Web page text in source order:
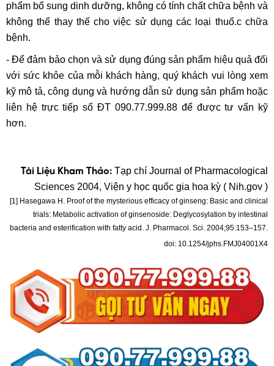
phẩm bổ sung dinh dưỡng, không có tính chất chữa bệnh và
không thể thay thế cho việc sử dụng các loại thuố.c chữa
bệnh.
- Để đảm bảo chọn và sử dụng đúng sản phẩm hiệu quả đối
với sức khỏe của mỗi khách hàng, quý khách vui lòng xem
kỹ mô tả, công dụng và hướng dẫn sử dụng sản phẩm hoặc
liên hệ trực tiếp số ĐT 090.77.999.88 để được tư vấn kỹ
hơn.
Tài Liệu Kham Thảo: Tạp chí Journal of Pharmacological
Sciences 2004, Viện y học quốc gia hoa kỳ ( Nih.gov )
[1] Hasegawa H. Proof of the mysterious efficacy of ginseng: Basic and clinical
trials: Metabolic activation of ginsenoside: Deglycosylation by intestinal
bacteria and esterification with fatty acid. J. Pharmacol. Sci. 2004;95:153–157.
doi: 10.1254/jphs.FMJ04001X4